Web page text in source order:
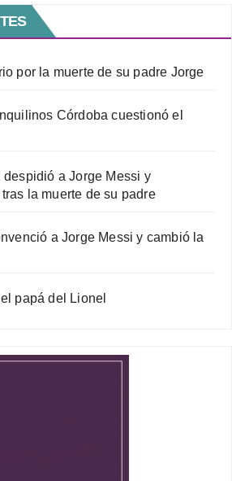
por la muerte de su padre Jorge
Córdoba cuestionó el
despidió a Jorge Messi y
la muerte de su padre
a Jorge Messi y cambió la
papá del Lionel